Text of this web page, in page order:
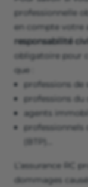
professionnelle
en compte votre
responsabilité
obligatoire pour
que :
professions de
professions du
agents
professionnels
L’assurance RC
dommages